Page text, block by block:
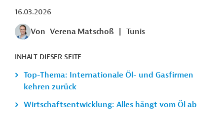
16.03.2026
Von Verena Matschoß Tunis
INHALT DIESER SEITE
Top-Thema: Internationale Öl- und Gasfirmen
kehren zurück
Wirtschaftsentwicklung: Alles hängt vom Öl ab